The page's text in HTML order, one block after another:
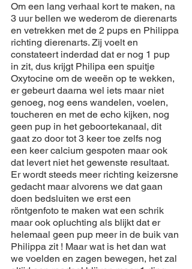
Om een lang verhaal kort te maken, na
3 uur bellen we wederom de dierenarts
en vetrekken met de 2 pups en Philippa
richting dierenarts. Zij voelt en
constateert inderdad dat er nog 1 pup
in zit, dus krijgt Philipa een spuitje
Oxytocine om de weeën op te wekken,
er gebeurt daarna wel iets maar niet
genoeg, nog eens wandelen, voelen,
toucheren en met de echo kijken, nog
geen pup in het geboortekanaal, dit
gaat zo door tot 3 keer toe zelfs nog
een keer calcium gespoten maar ook
dat levert niet het gewenste resultaat.
Er wordt steeds meer richting keizersne
gedacht maar alvorens we dat gaan
doen bedsluiten we erst een
röntgenfoto te maken wat een schrik
maar ook opluchting als blijkt dat er
helemaal geen pup meer in de buik van
Philippa zit ! Maar wat is het dan wat
we voelden en zagen bewegen, het zal